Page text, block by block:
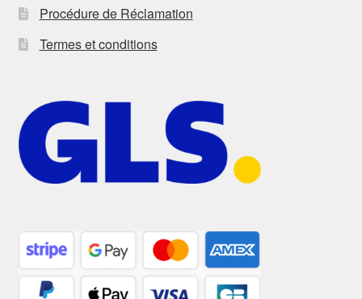
Procédure de Réclamation
Termes et conditions